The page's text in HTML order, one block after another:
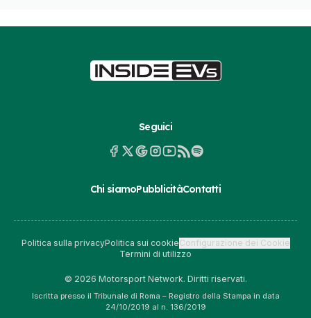
Seguici
Chi siamoPubblicitàContatti
Politica sulla privacyPolitica sui cookieConfigurazione dei Cookie
Termini di utilizzo
© 2026 Motorsport Network. Diritti riservati.
Iscritta presso il Tribunale di Roma – Registro della Stampa in data
24/10/2019 al n. 136/2019